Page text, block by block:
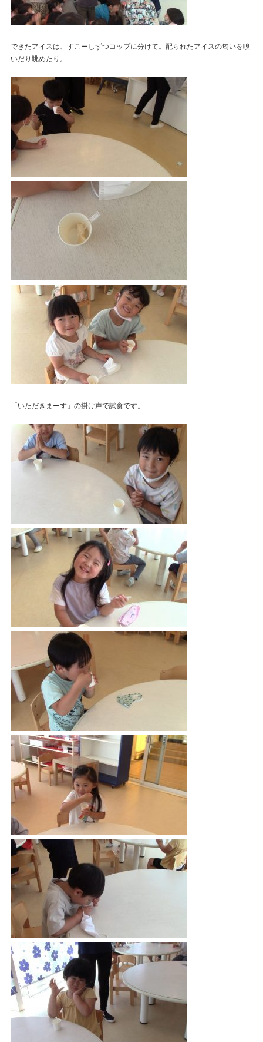
できたアイスは、すこーしずつコップに分けて。配られたアイスの匂いを嗅
いだり眺めたり。
「いただきまーす」の掛け声で試食です。